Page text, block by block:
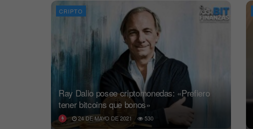
CRIPTO
Ray Dalio posee criptomonedas: «Prefiero
tener bitcoins que bonos»
24 DE MAYO DE 2021 530